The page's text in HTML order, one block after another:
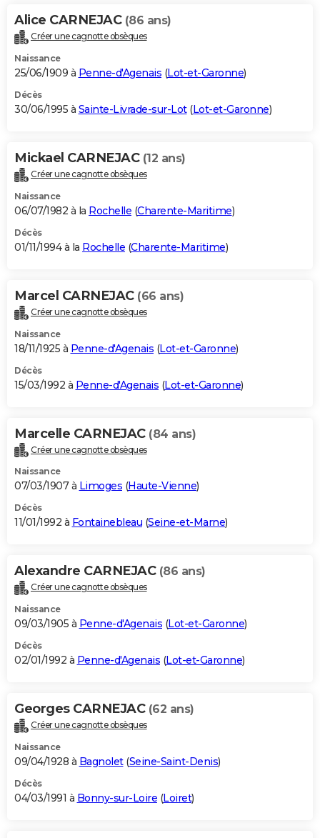
Alice CARNEJAC (86 ans)
Créer une cagnotte obsèques
Naissance
25/06/1909 à Penne-d'Agenais (Lot-et-Garonne)
Décès
30/06/1995 à Sainte-Livrade-sur-Lot(Lot-et-Garonne)
Mickael CARNEJAC (12 ans)
Créer une cagnotte obsèques
Naissance
06/07/1982 à la Rochelle (Charente-Maritime)
Décès
01/11/1994 à la Rochelle (Charente-Maritime)
Marcel CARNEJAC (66 ans)
Créer une cagnotte obsèques
Naissance
18/11/1925 à Penne-d'Agenais (Lot-et-Garonne)
Décès
15/03/1992 à Penne-d'Agenais (Lot-et-Garonne)
Marcelle CARNEJAC (84 ans)
Créer une cagnotte obsèques
Naissance
07/03/1907 à Limoges (Haute-Vienne)
Décès
11/01/1992 à Fontainebleau (Seine-et-Marne)
Alexandre CARNEJAC (86 ans)
Créer une cagnotte obsèques
Naissance
09/03/1905 à Penne-d'Agenais (Lot-et-Garonne)
Décès
02/01/1992 à Penne-d'Agenais (Lot-et-Garonne)
Georges CARNEJAC (62 ans)
Créer une cagnotte obsèques
Naissance
09/04/1928 à Bagnolet(Seine-Saint-Denis)
Décès
04/03/1991 à Bonny-sur-Loire (Loiret)